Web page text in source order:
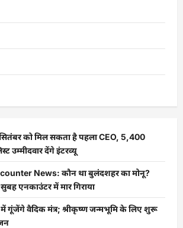
सितंबर को मिल सकता है पहला CEO, 5,400
उम्मीदवार देंगे इंटरव्यू
News: कौन था बुलंदशहर का मोनू?
एनकाउंटर में मार गिराया
गूंजेंगे वैदिक मंत्र; श्रीकृष्ण जन्मभूमि के लिए शुरू